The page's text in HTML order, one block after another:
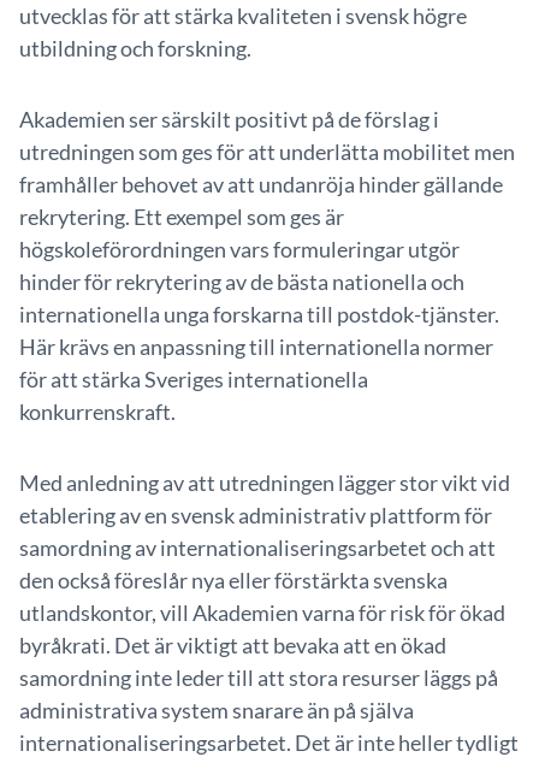
utvecklas för att stärka kvaliteten i svensk högre
utbildning och forskning.
Akademien ser särskilt positivt på de förslag i
utredningen som ges för att underlätta mobilitet men
framhåller behovet av att undanröja hinder gällande
rekrytering. Ett exempel som ges är
högskoleförordningen vars formuleringar utgör
hinder för rekrytering av de bästa nationella och
internationella unga forskarna till postdok-tjänster.
Här krävs en anpassning till internationella normer
för att stärka Sveriges internationella
konkurrenskraft.
Med anledning av att utredningen lägger stor vikt vid
etablering av en svensk administrativ plattform för
samordning av internationaliseringsarbetet och att
den också föreslår nya eller förstärkta svenska
utlandskontor, vill Akademien varna för risk för ökad
byråkrati. Det är viktigt att bevaka att en ökad
samordning inte leder till att stora resurser läggs på
administrativa system snarare än på själva
internationaliseringsarbetet. Det är inte heller tydligt